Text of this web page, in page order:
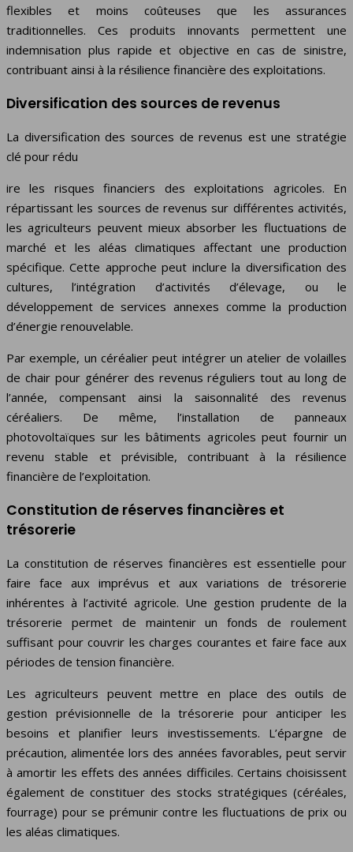
flexibles et moins coûteuses que les assurances
traditionnelles. Ces produits innovants permettent une
indemnisation plus rapide et objective en cas de sinistre,
contribuant ainsi à la résilience financière des exploitations.
Diversification des sources de revenus
La diversification des sources de revenus est une stratégie
clé pour rédu
ire les risques financiers des exploitations agricoles. En
répartissant les sources de revenus sur différentes activités,
les agriculteurs peuvent mieux absorber les fluctuations de
marché et les aléas climatiques affectant une production
spécifique. Cette approche peut inclure la diversification des
cultures, l’intégration d’activités d’élevage, ou le
développement de services annexes comme la production
d’énergie renouvelable.
Par exemple, un céréalier peut intégrer un atelier de volailles
de chair pour générer des revenus réguliers tout au long de
l’année, compensant ainsi la saisonnalité des revenus
céréaliers. De même, l’installation de panneaux
photovoltaïques sur les bâtiments agricoles peut fournir un
revenu stable et prévisible, contribuant à la résilience
financière de l’exploitation.
Constitution de réserves financières et
trésorerie
La constitution de réserves financières est essentielle pour
faire face aux imprévus et aux variations de trésorerie
inhérentes à l’activité agricole. Une gestion prudente de la
trésorerie permet de maintenir un fonds de roulement
suffisant pour couvrir les charges courantes et faire face aux
périodes de tension financière.
Les agriculteurs peuvent mettre en place des outils de
gestion prévisionnelle de la trésorerie pour anticiper les
besoins et planifier leurs investissements. L’épargne de
précaution, alimentée lors des années favorables, peut servir
à amortir les effets des années difficiles. Certains choisissent
également de constituer des stocks stratégiques (céréales,
fourrage) pour se prémunir contre les fluctuations de prix ou
les aléas climatiques.